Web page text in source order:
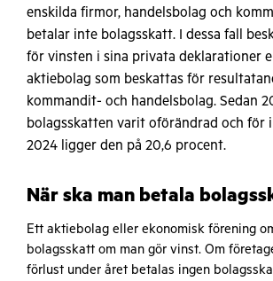
enskilda firmor, handelsbolag och
betalar inte bolagsskatt. I dessa fall
för vinsten i sina privata deklarationer
aktiebolag som beskattas för
kommandit- och handelsbolag. Sedan
bolagsskatten varit oförändrad och för
2024 ligger den på 20,6 procent.
När ska man betala
Ett aktiebolag eller ekonomisk förening
bolagsskatt om man gör vinst. Om
förlust under året betalas ingen